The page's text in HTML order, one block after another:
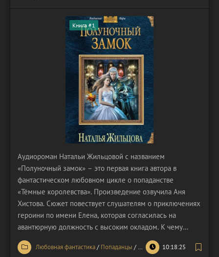
Книга #1
Аудиороман Натальи Жильцовой с названием
«Полуночный замок» – это первая книга автора в
фантастическом любовном цикле о попаданстве
«Тёмные королевства». Произведение озвучила Аня
Хистова. Сюжет повествует слушателям о приключениях
героини по имени Елена, которая согласилась на
авантюрную должность с высоким окладом. К чему
привело столь опрометчивое решение? Сейчас вы об
этом узнаете. Всё началось с того, что студентка Лена
Любовная фантастика/ Попаданцы / Фэнтези 10:18:25